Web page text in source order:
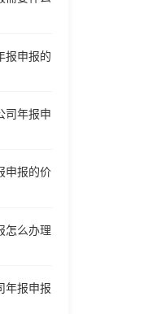
报申报的
司年报申
申报的价
怎么办理
年报申报